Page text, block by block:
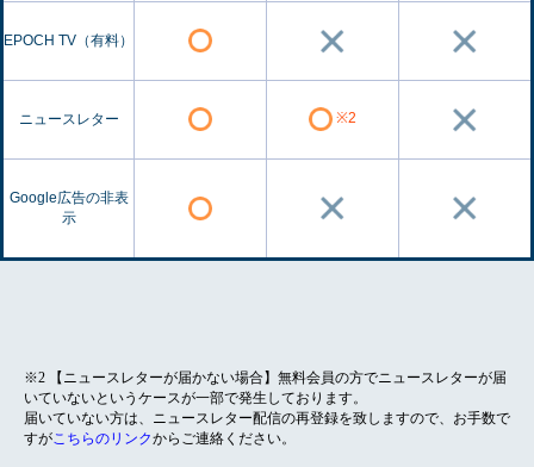
EPOCH TV（有料）
ニュースレター ※2
Google広告の非表
示
※2 【ニュースレターが届かない場合】無料会員の方でニュースレターが届
いていないというケースが一部で発生しております。
届いていない方は、ニュースレター配信の再登録を致しますので、お手数で
すがこちらのリンクからご連絡ください。